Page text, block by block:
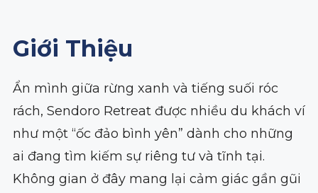
Giới Thiệu
Ẩn mình giữa rừng xanh và tiếng suối róc
rách, Sendoro Retreat được nhiều du khách ví
như một “ốc đảo bình yên” dành cho những
ai đang tìm kiếm sự riêng tư và tĩnh tại.
Không gian ở đây mang lại cảm giác gần gũi